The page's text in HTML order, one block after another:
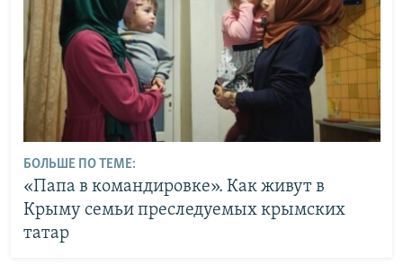
БОЛЬШЕ ПО ТЕМЕ:
«Папа в командировке». Как живут в
Крыму семьи преследуемых крымских
татар